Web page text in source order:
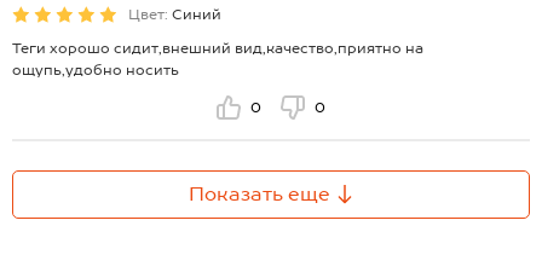
Цвет: Синий
Теги хорошо сидит,внешний вид,качество,приятно на
ощупь,удобно носить
0 0
Показать еще